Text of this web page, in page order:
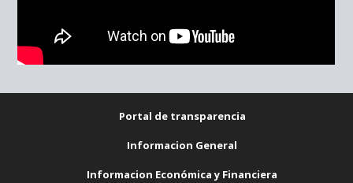
Portal de transparencia
Informacion General
Informacion Económica y Financiera